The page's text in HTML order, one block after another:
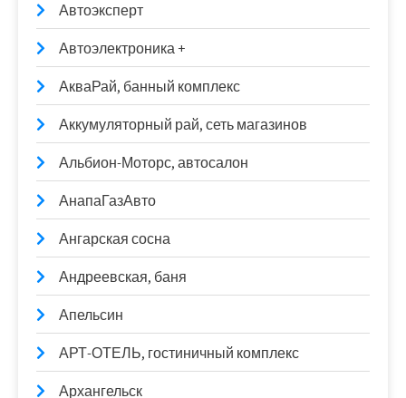
Автоэксперт
Автоэлектроника +
АкваРай, банный комплекс
Аккумуляторный рай, сеть магазинов
Альбион-Моторс, автосалон
АнапаГазАвто
Ангарская сосна
Андреевская, баня
Апельсин
АРТ-ОТЕЛЬ, гостиничный комплекс
Архангельск